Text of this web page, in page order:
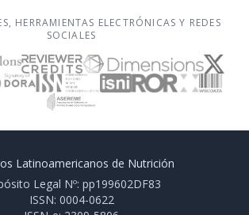
HERRAMIENTAS ELECTRÓNICAS Y REDES
SOCIALES
Latinoamericanos de Nutrición
Legal Nº: pp199602DF83
ISSN: 0004-0622